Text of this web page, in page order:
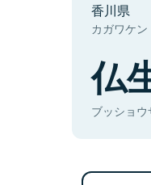
香川県
カガワケン
仏
ブッショ